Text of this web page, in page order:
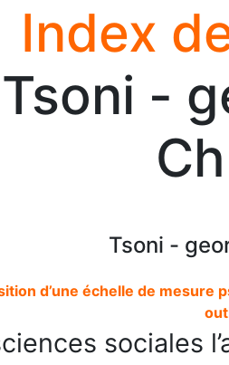
Index
Tsoni -
Tsoni -
d’une échelle de mesure
sociales